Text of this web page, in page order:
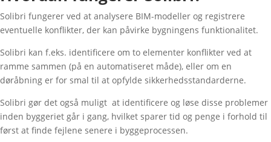
Solibri fungerer ved at analysere BIM-modeller og registrere
eventuelle konflikter, der kan påvirke bygningens funktionalitet.
Solibri kan f.eks. identificere om to elementer konflikter ved at
ramme sammen (på en automatiseret måde), eller om en
døråbning er for smal til at opfylde sikkerhedsstandarderne.
Solibri gør det også muligt at identificere og løse disse problemer
inden byggeriet går i gang, hvilket sparer tid og penge i forhold til
først at finde fejlene senere i byggeprocessen.